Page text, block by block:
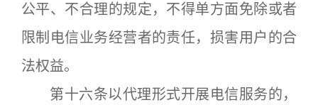
公平、不合理的规定，不得单方面免除或者
限制电信业务经营者的责任，损害用户的合
法权益。
第十六条以代理形式开展电信服务的，